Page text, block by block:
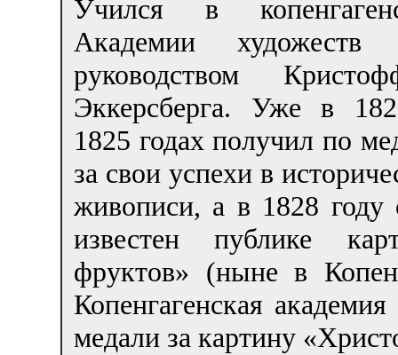
Учился в
Академии художеств
руководством
Эккерсберга. Уже в
1825 годах получил по
за свои успехи в
живописи, а в 1828 году
известен публике
фруктов» (ныне в
Копенгагенская
медали за картину